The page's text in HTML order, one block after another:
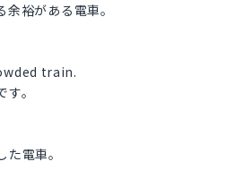
裕がある電車。
train.
。
電車。